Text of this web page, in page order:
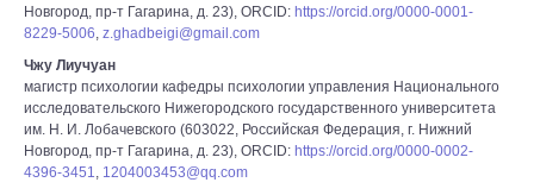
Новгород, пр-т Гагарина, д. 23), ORCID: https://orcid.org/0000-0001-
8229-5006, z.ghadbeigi@gmail.com
Чжу Лиучуан
магистр психологии кафедры психологии управления Национального
исследовательского Нижегородского государственного университета
им. Н. И. Лобачевского (603022, Российская Федерация, г. Нижний
Новгород, пр-т Гагарина, д. 23), ORCID: https://orcid.org/0000-0002-
4396-3451, 1204003453@qq.com